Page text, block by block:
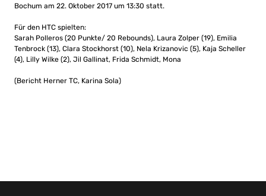
Bochum am 22. Oktober 2017 um 13:30 statt.
Für den HTC spielten:
Sarah Polleros (20 Punkte/ 20 Rebounds), Laura Zolper (19), Emilia
Tenbrock (13), Clara Stockhorst (10), Nela Krizanovic (5), Kaja Scheller
(4), Lilly Wilke (2), Jil Gallinat, Frida Schmidt, Mona
(Bericht Herner TC, Karina Sola)